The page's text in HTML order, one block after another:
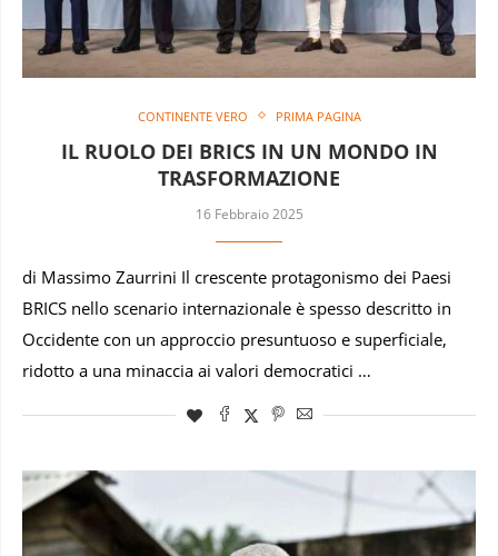
CONTINENTE VERO PRIMA PAGINA
IL RUOLO DEI BRICS IN UN MONDO IN
TRASFORMAZIONE
16 Febbraio 2025
di Massimo Zaurrini Il crescente protagonismo dei Paesi
BRICS nello scenario internazionale è spesso descritto in
Occidente con un approccio presuntuoso e superficiale,
ridotto a una minaccia ai valori democratici …